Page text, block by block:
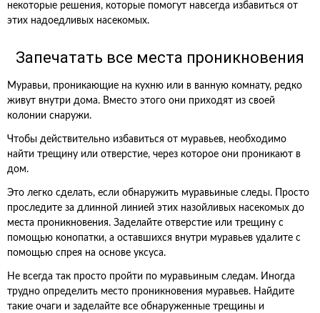
некоторые решения, которые помогут навсегда избавиться от
этих надоедливых насекомых.
Запечатать все места проникновения
Муравьи, проникающие на кухню или в ванную комнату, редко
живут внутри дома. Вместо этого они приходят из своей
колонии снаружи.
Чтобы действительно избавиться от муравьев, необходимо
найти трещину или отверстие, через которое они проникают в
дом.
Это легко сделать, если обнаружить муравьиные следы. Просто
проследите за длинной линией этих назойливых насекомых до
места проникновения. Заделайте отверстие или трещину с
помощью конопатки, а оставшихся внутри муравьев удалите с
помощью спрея на основе уксуса.
Не всегда так просто пройти по муравьиным следам. Иногда
трудно определить место проникновения муравьев. Найдите
такие очаги и заделайте все обнаруженные трещины и